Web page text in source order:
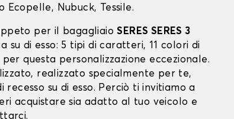
Ecopelle, Nubuck, Tessile.
per il bagagliaioSERES SERES 3
su di esso: 5 tipi di caratteri, 11 colori di
questa personalizzazione eccezionale.
realizzato specialmente per te,
su di esso. Perciò ti invitiamo a
acquistare sia adatto al tuo veicolo e